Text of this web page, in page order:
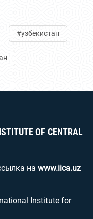
#узбекистан
OF CENTRAL
на www.iica.uz
Institute for